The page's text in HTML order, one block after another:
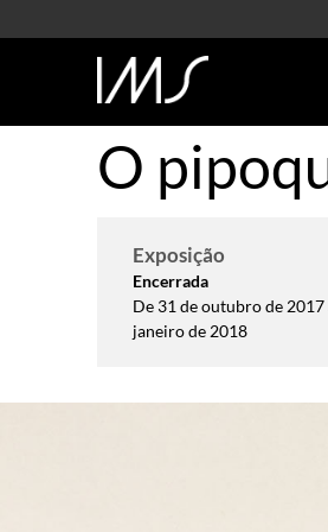
O
Exposição
Encerrada
De 31 de outubro de 2017
janeiro de 2018